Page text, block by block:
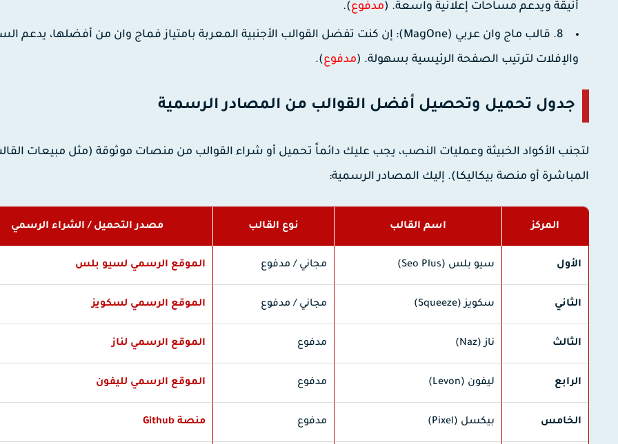
أنيقة ويدعم مساحات إعلانية واسعة. (مدفوع).
8. قالب ماج وان عربي (MagOne):
إن كنت تفضل القوالب الأجنبية المعربة بامتياز فماج وان من أفضلها، يدعم
والإفلات لترتيب الصفحة الرئيسية بسهولة. (مدفوع).
جدول تحميل وتحصيل أفضل القوالب من المصادر الرسمية
لتجنب الأكواد الخبيثة وعمليات النصب، يجب عليك دائماً تحميل أو شراء القوالب من منصات موثوقة (مثل مبيعات
المباشرة أو منصة بيكاليكا). إليك المصادر الرسمية:
المركز اسم القالب نوع القالب مصدر التحميل / الشراء الرسمي
الأول سيو بلس (Seo Plus) مجاني / مدفوع الموقع الرسمي لسيو بلس
الثاني سكويز (Squeeze) مجاني / مدفوع الموقع الرسمي لسكويز
الثالث ناز (Naz) مدفوع الموقع الرسمي لناز
الرابع ليفون (Levon) مدفوع الموقع الرسمي لليفون
الخامس بيكسل (Pixel) مدفوع منصة Github